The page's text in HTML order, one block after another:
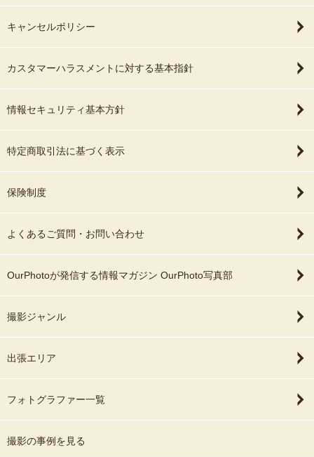
キャンセルポリシー
カスタマーハラスメントに対する基本指針
情報セキュリティ基本方針
特定商取引法に基づく表示
保険制度
よくあるご質問・お問い合わせ
OurPhotoが発信する情報マガジン OurPhoto写真部
撮影ジャンル
出張エリア
フォトグラファー一覧
撮影の事例を見る